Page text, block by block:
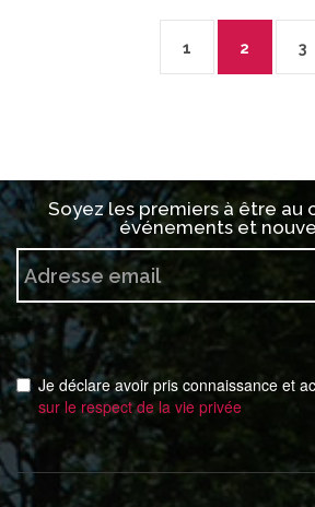
1 2 3
Soyez les premiers à être au
événements et
Je déclare avoir pris connaissance et
sur le respect de la vie privée